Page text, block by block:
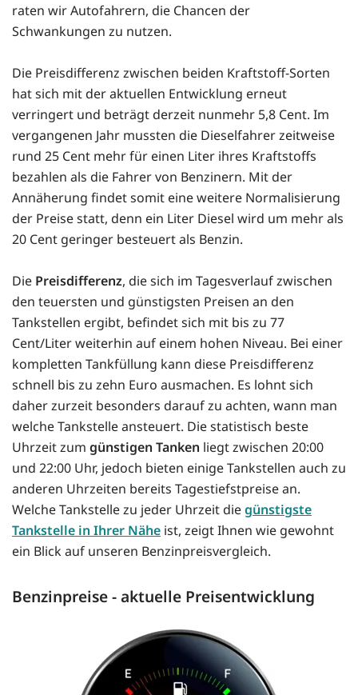
raten wir Autofahrern, die Chancen der
Schwankungen zu nutzen.
Die Preisdifferenz zwischen beiden Kraftstoff-Sorten
hat sich mit der aktuellen Entwicklung erneut
verringert und beträgt derzeit nunmehr 5,8 Cent. Im
vergangenen Jahr mussten die Dieselfahrer zeitweise
rund 25 Cent mehr für einen Liter ihres Kraftstoffs
bezahlen als die Fahrer von Benzinern. Mit der
Annäherung findet somit eine weitere Normalisierung
der Preise statt, denn ein Liter Diesel wird um mehr als
20 Cent geringer besteuert als Benzin.
Die Preisdifferenz, die sich im Tagesverlauf zwischen
den teuersten und günstigsten Preisen an den
Tankstellen ergibt, befindet sich mit bis zu 77
Cent/Liter weiterhin auf einem hohen Niveau. Bei einer
kompletten Tankfüllung kann diese Preisdifferenz
schnell bis zu zehn Euro ausmachen. Es lohnt sich
daher zurzeit besonders darauf zu achten, wann man
welche Tankstelle ansteuert. Die statistisch beste
Uhrzeit zum günstigen Tanken liegt zwischen 20:00
und 22:00 Uhr, jedoch bieten einige Tankstellen auch zu
anderen Uhrzeiten bereits Tagestiefstpreise an.
Welche Tankstelle zu jeder Uhrzeit diegünstigste
Tankstelle in Ihrer Nähe ist, zeigt Ihnen wie gewohnt
ein Blick auf unseren Benzinpreisvergleich.
Benzinpreise - aktuelle Preisentwicklung